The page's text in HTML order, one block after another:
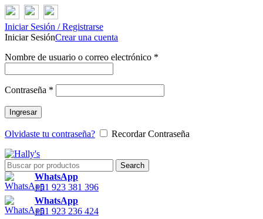
Iniciar Sesión / Registrarse
Iniciar SesiónCrear una cuenta
Nombre de usuario o correo electrónico *
Contraseña *
Ingresar
Olvidaste tu contraseña? Recordar Contraseña
Search
WhatsApp
+51 923 381 396
WhatsApp
+51 923 236 424